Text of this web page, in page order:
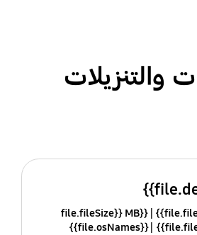
والتنزيلات
{{file.fileSize}} MB
{{file.osNames}}